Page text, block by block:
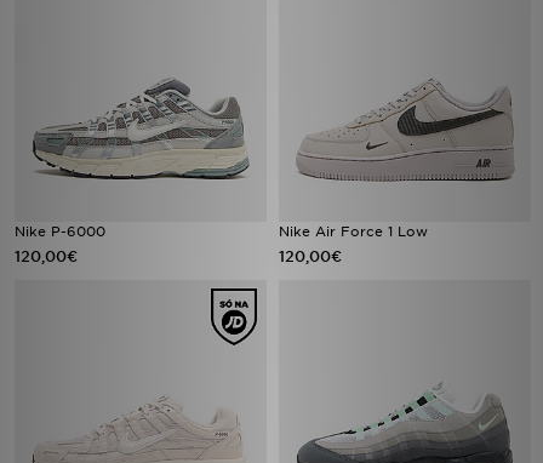
Nike P-6000
120,00€
Nike Air Force 1 Low
120,00€